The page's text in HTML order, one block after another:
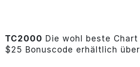
TC2000 Die wohl beste
$25 Bonuscode erhältlich